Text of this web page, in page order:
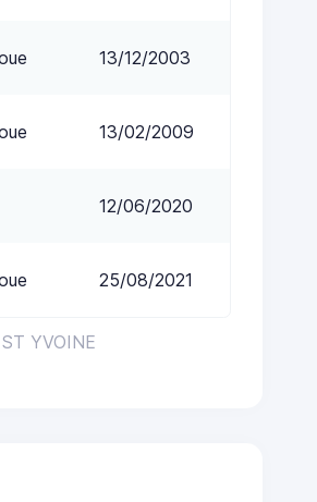
YVOINE
13/12/2003
13/02/2009
12/06/2020
25/08/2021